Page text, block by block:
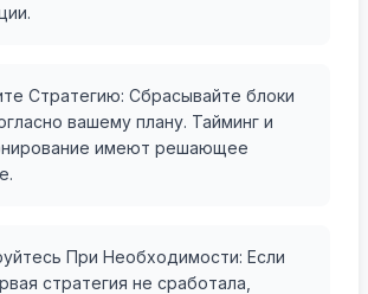
Стратегию: Сбрасывайте блоки
вашему плану. Тайминг и
имеют решающее
При Необходимости: Если
стратегия не сработала,